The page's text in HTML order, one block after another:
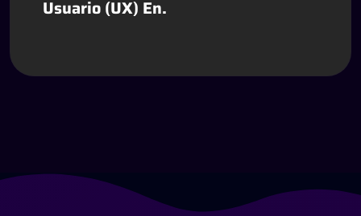
Usuario (UX) En.